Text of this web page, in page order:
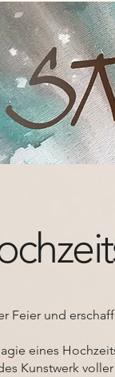
Feier und
eines
Kunstwerk